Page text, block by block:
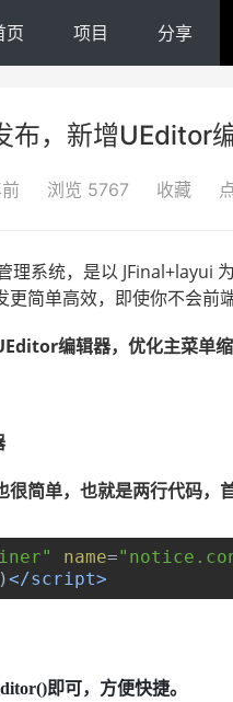
页 项目 分享
，新增UEditor
浏览 5767 收藏
理系统，是以 JFinal+layui
更简单高效，即使你不会前
编辑器，优化主菜单
很简单，也就是两行代码，
name=
</script>
即可，方便快捷。